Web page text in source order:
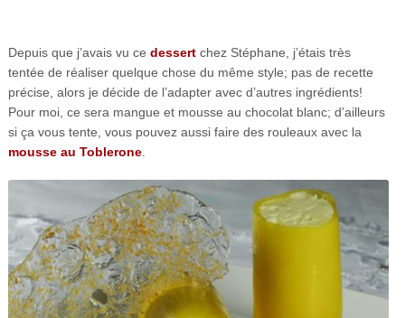
Depuis que j’avais vu ce dessertchez Stéphane, j’étais très
tentée de réaliser quelque chose du même style; pas de recette
précise, alors je décide de l’adapter avec d’autres ingrédients!
Pour moi, ce sera mangue et mousse au chocolat blanc; d’ailleurs
si ça vous tente, vous pouvez aussi faire des rouleaux avec la
mousse au Toblerone.